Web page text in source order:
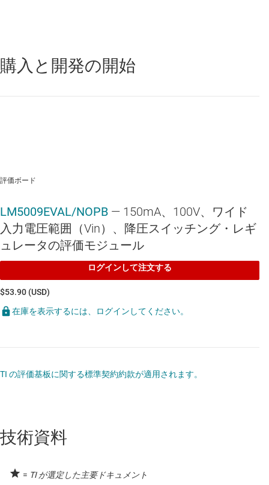
LM5009 — 9.5 ～ 95V の広い入力電圧範囲 (Vin)、150mA、コンス
タント オンタイム非同期整流降圧レギュレータ
購入と開発の開始
評価ボード
LM5009EVAL/NOPB — 150mA、100V、ワイド
入力電圧範囲（Vin）、降圧スイッチング・レギ
ュレータの評価モジュール
ログインして注文する
$53.90 (USD)
在庫を表示するには、ログインしてください。
TI の評価基板に関する標準契約約款が適用されます。
技術資料
= TI が選定した主要ドキュメント